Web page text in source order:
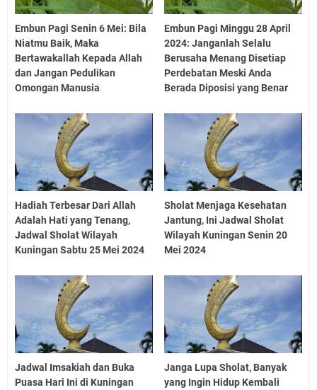
Embun Pagi Senin 6 Mei: Bila
Niatmu Baik, Maka
Bertawakallah Kepada Allah
dan Jangan Pedulikan
Omongan Manusia
Embun Pagi Minggu 28 April
2024: Janganlah Selalu
Berusaha Menang Disetiap
Perdebatan Meski Anda
Berada Diposisi yang Benar
Hadiah Terbesar Dari Allah
Adalah Hati yang Tenang,
Jadwal Sholat Wilayah
Kuningan Sabtu 25 Mei 2024
Sholat Menjaga Kesehatan
Jantung, Ini Jadwal Sholat
Wilayah Kuningan Senin 20
Mei 2024
Jadwal Imsakiah dan Buka
Puasa Hari Ini di Kuningan
Janga Lupa Sholat, Banyak
yang Ingin Hidup Kembali